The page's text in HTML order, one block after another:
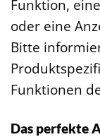
Funktion,
oder eine
Bitte
Funktionen
Das perfekte